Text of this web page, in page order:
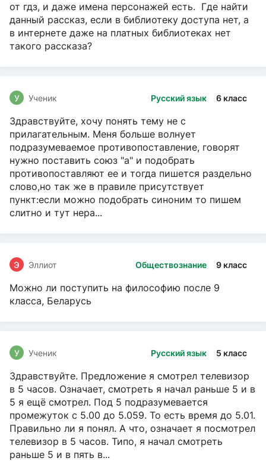
от гдз, и даже имена персонажей есть. Где найти
данный рассказ, если в библиотеку доступа нет, а
в интернете даже на платных библиотеках нет
такого рассказа?
Русский язык 6 класс
У Ученик
Здравствуйте, хочу понять тему не с
прилагательным. Меня больше волнует
подразумеваемое противопоставление, говорят
нужно поставить союз "а" и подобрать
противопоставляют ее и тогда пишется раздельно
слово,но так же в правиле присутствует
пункт:если можно подобрать синоним то пишем
слитно и тут нера...
Обществознание 9 класс
Э Эллиот
Можно ли поступить на философию после 9
класса, Беларусь
Русский язык 5 класс
У Ученик
Здравствуйте. Предложение я смотрел телевизор
в 5 часов. Означает, смотреть я начал раньше 5 и в
5 я ещё смотрел. Под 5 подразумевается
промежуток с 5.00 до 5.059. То есть время до 5.01.
Правильно ли я понял. А что, означает я посмотрел
телевизор в 5 часов. Типо, я начал смотреть
раньше 5 и в пять в...